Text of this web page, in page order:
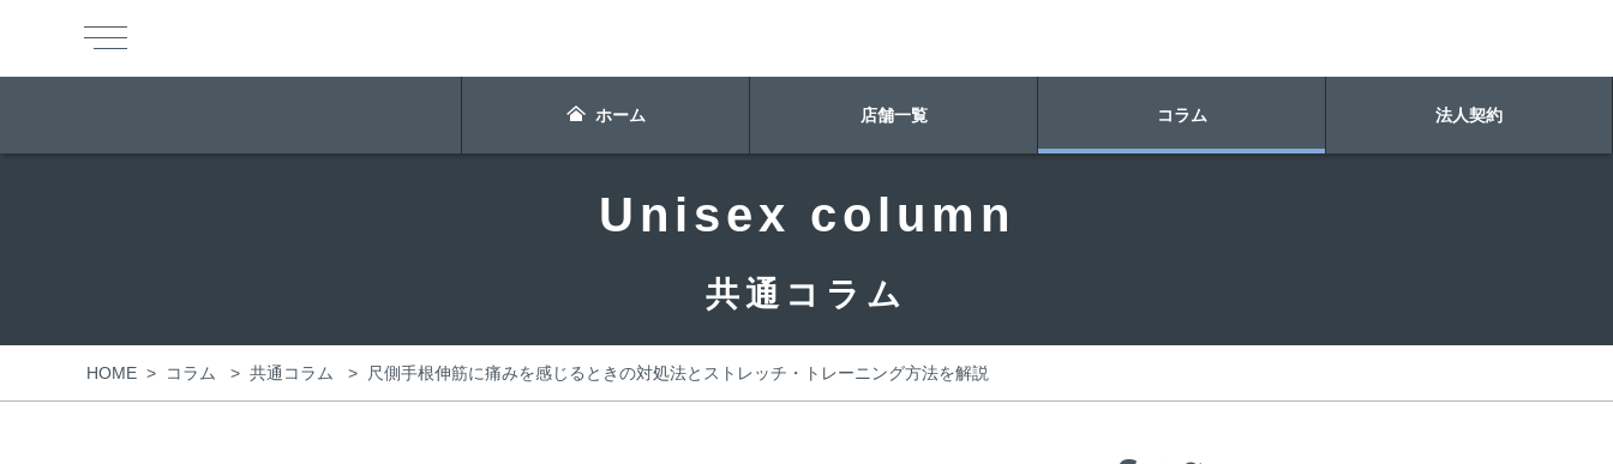
ホーム 店舗一覧 コラム 法人契約
Unisex column
共通コラム
HOME > コラム > 共通コラム > 尺側手根伸筋に痛みを感じるときの対処法とストレッチ・トレーニング方法を解説